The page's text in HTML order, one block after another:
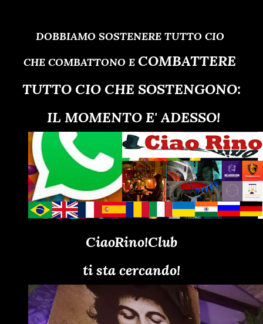
DOBBIAMO SOSTENERE TUTTO CIO
CHE COMBATTONO E COMBATTERE
TUTTO CIO CHE SOSTENGONO:
IL MOMENTO E' ADESSO!
CiaoRino!Club
ti sta cercando!